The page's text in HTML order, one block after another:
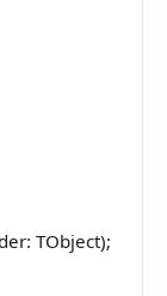
TObject);